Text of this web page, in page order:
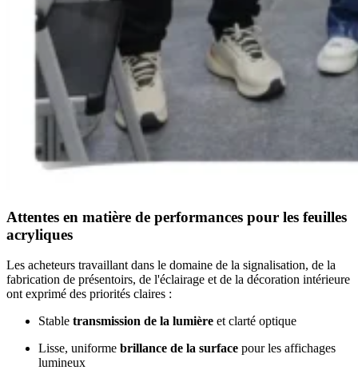
Attentes en matière de performances pour les feuilles
acryliques
Les acheteurs travaillant dans le domaine de la signalisation, de la
fabrication de présentoirs, de l'éclairage et de la décoration intérieure
ont exprimé des priorités claires :
Stable transmission de la lumière et clarté optique
Lisse, uniforme brillance de la surface pour les affichages
lumineux